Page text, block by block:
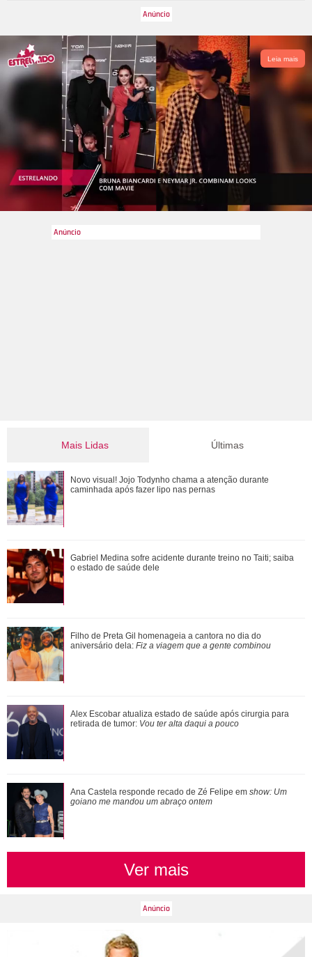
Voldemort cegamente. Após a primeira derrota do vilão, ela foi
parar emAzkaban, mas conseguiu escapar anos depois para
ajudar o seu mestre em sua vingança. Foi morta por Molly
Weasley durante aBatalha de Hogwarts
. Veja a seguir os
principais vilões da trama!
Leia mais
Mais Lidas
Novo visual! Jojo Todynho chama a atenção durante
caminhada após fazer lipo nas pernas
Com reaproximação, Príncipe Harry estaria na expectativa
de Rei Charles III marcar presen�...
Alex Escobar atualiza estado de saúde após cirurgia para
retirada de tumor: Vou ter alta da...
Mãe de Virginia Fonseca exibe tatuagem íntima em fotos de
biquíni
Loira, morena, platinada... Relembre alguns dos cabelos
que Ariana Grande já teve
Últimas
Novo visual! Jojo Todynho chama a atenção durante
caminhada após fazer lipo nas pernas
Gabriel Medina sofre acidente durante treino no Taiti; saiba
o estado de saúde dele
Filho de Preta Gil homenageia a cantora no dia do
aniversário dela: Fiz a viagem que a gente combinou
Alex Escobar atualiza estado de saúde após cirurgia para
retirada de tumor: Vou ter alta daqui a pouco
Ana Castela responde recado de Zé Felipe em show: Um
goiano me mandou um abraço ontem
Ver mais